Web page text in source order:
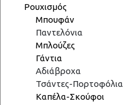
Ρουχισμός
Μπουφάν
Παντελόνια
Μπλούζες
Γάντια
Αδιάβροχα
Τσάντες-Πορτοφόλια
Καπέλα-Σκούφοι